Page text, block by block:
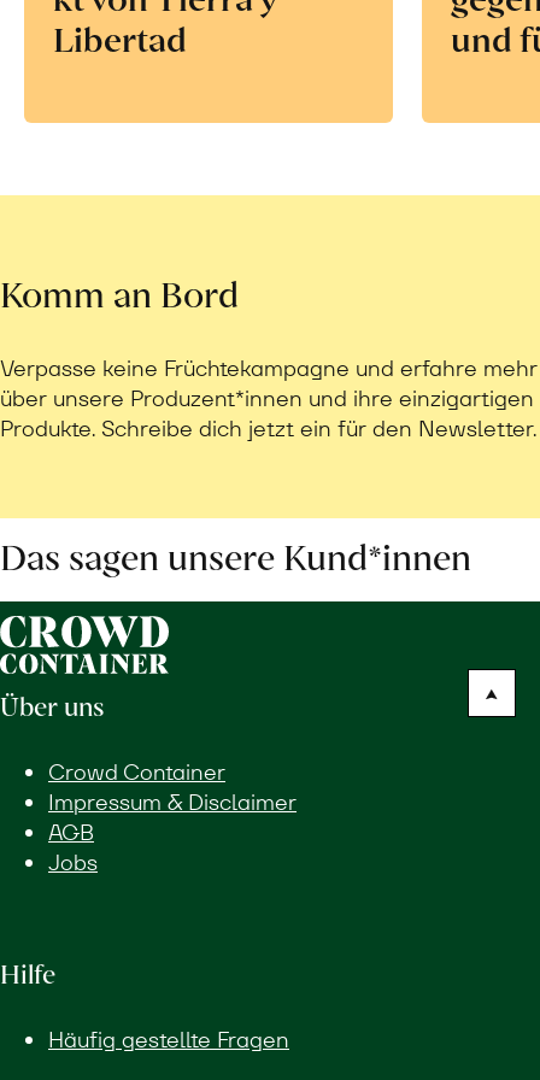
Libertad
und
Komm an Bord
Verpasse keine Früchtekampagne und erfahre mehr
über unsere Produzent*innen und ihre einzigartigen
Produkte. Schreibe dich jetzt ein für den Newsletter.
Das sagen unsere Kund*innen
Über uns
Crowd Container
Impressum & Disclaimer
AGB
Jobs
Hilfe
Häufig gestellte Fragen